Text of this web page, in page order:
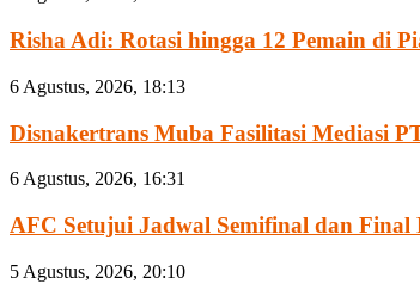
Risha Adi: Rotasi hingga 12 Pemain di
6 Agustus, 2026, 18:13
Disnakertrans Muba Fasilitasi Mediasi
6 Agustus, 2026, 16:31
AFC Setujui Jadwal Semifinal dan Final
5 Agustus, 2026, 20:10